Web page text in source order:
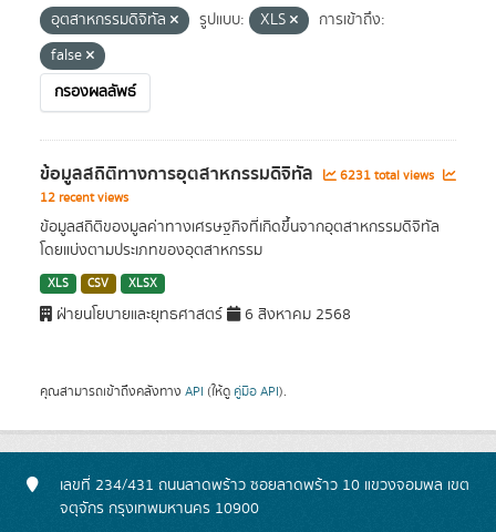
อุตสาหกรรมดิจิทัล
รูปแบบ: XLS
การเข้าถึง:
false
กรองผลลัพธ์
ข้อมูลสถิติทางการอุตสาหกรรมดิจิทัล
6231 total views
12 recent views
ข้อมูลสถิติของมูลค่าทางเศรษฐกิจที่เกิดขึ้นจากอุตสาหกรรมดิจิทัล
โดยแบ่งตามประเภทของอุตสาหกรรม
XLS CSV XLSX
ฝ่ายนโยบายและยุทธศาสตร์ 6 สิงหาคม 2568
คุณสามารถเข้าถึงคลังทาง API (ให้ดู คู่มือ API).
เลขที่ 234/431 ถนนลาดพร้าว ซอยลาดพร้าว 10 แขวงจอมพล เขต
จตุจักร กรุงเทพมหานคร 10900